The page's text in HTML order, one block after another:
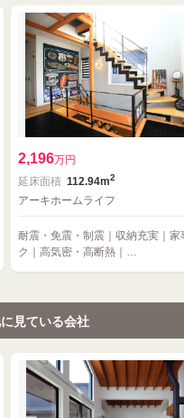
2,196万円
延床面積 112.94m2
アーキホームライフ
耐震・免震・制震｜収納充実｜家
ク｜高気密・高断熱｜…
見ている会社